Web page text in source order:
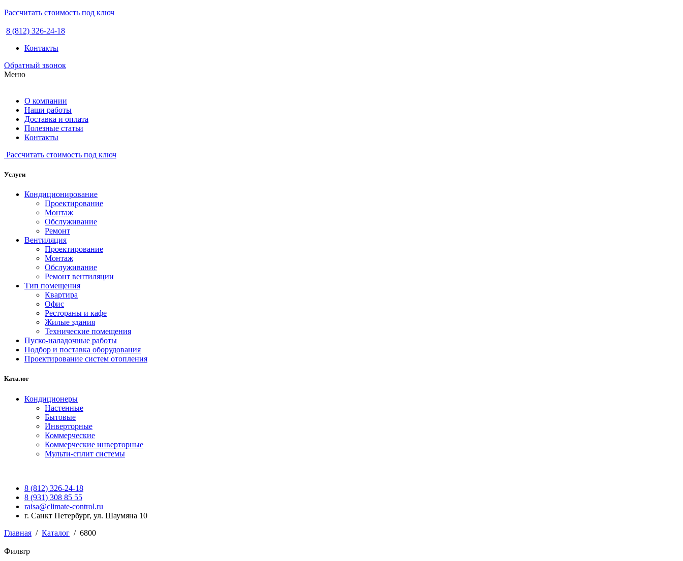
Рассчитать стоимость под ключ
8 (812) 326-24-18
Контакты
Обратный звонок
Меню
О компании
Наши работы
Доставка и оплата
Полезные статьи
Контакты
Рассчитать стоимость под ключ
Услуги
Кондиционирование
Проектирование
Монтаж
Обслуживание
Ремонт
Вентиляция
Проектирование
Монтаж
Обслуживание
Ремонт вентиляции
Тип помещения
Квартира
Офис
Рестораны и кафе
Жилые здания
Технические помещения
Пуско-наладочные работы
Подбор и поставка оборудования
Проектирование систем отопления
Каталог
Кондиционеры
Настенные
Бытовые
Инверторные
Коммерческие
Коммерческие инверторные
Мульти-сплит системы
8 (812) 326-24-18
8 (931) 308 85 55
raisa@climate-control.ru
г. Санкт Петербург, ул. Шаумяна 10
Главная / Каталог / 6800
Фильтр